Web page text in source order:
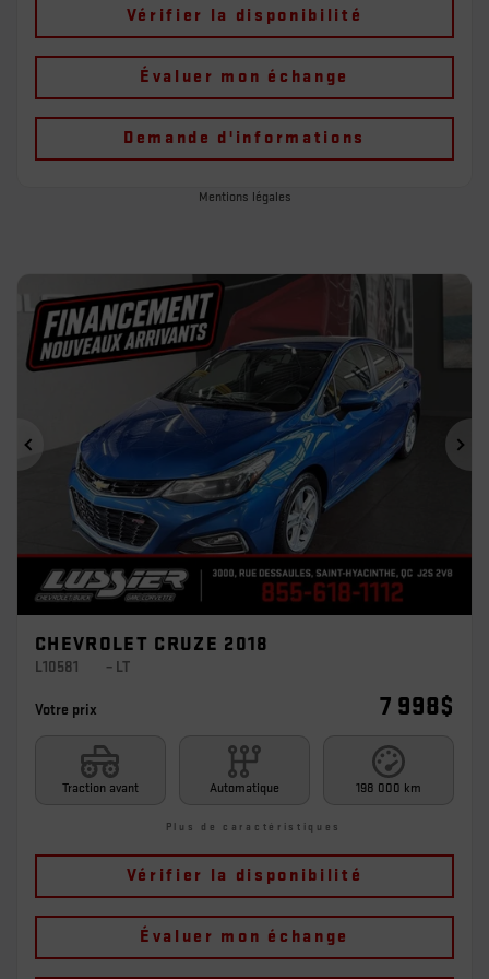
Vérifier la disponibilité
Évaluer mon échange
Demande d'informations
Mentions légales
Précédent
CHEVROLET CRUZE 2018
L10581 – LT
Votre prix 7 998$
Traction avant Automatique 198 000 km
Plus de caractéristiques
Vérifier la disponibilité
Évaluer mon échange